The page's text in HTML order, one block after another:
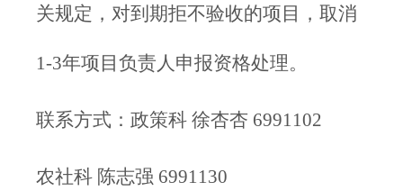
关规定，对到期拒不验收的项目，取消
1-3年项目负责人申报资格处理。
联系方式：政策科 徐杏杏 6991102
农社科 陈志强 6991130